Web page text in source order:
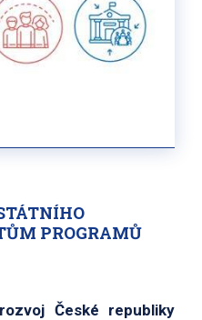
PROGRAMŮ
České republiky